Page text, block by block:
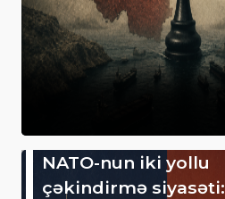
NATO-nun iki yollu
çəkindirmə siyasəti: